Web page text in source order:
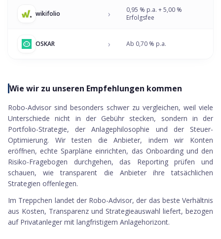
wikifolio ›
0,95 % p.a. + 5,00 %
Erfolgsfee
OSKAR › Ab 0,70 % p.a.
Wie wir zu unseren Empfehlungen kommen
Robo-Advisor sind besonders schwer zu vergleichen, weil viele
Unterschiede nicht in der Gebühr stecken, sondern in der
Portfolio-Strategie, der Anlagephilosophie und der Steuer-
Optimierung. Wir testen die Anbieter, indem wir Konten
eröffnen, echte Sparpläne einrichten, das Onboarding und den
Risiko-Fragebogen durchgehen, das Reporting prüfen und
schauen, wie transparent die Anbieter ihre tatsächlichen
Strategien offenlegen.
Im Treppchen landet der Robo-Advisor, der das beste Verhältnis
aus Kosten, Transparenz und Strategieauswahl liefert, bezogen
auf Privatanleger mit langfristigem Anlagehorizont.